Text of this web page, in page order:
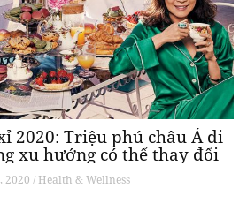
2020: Triệu phú châu Á đi
xu hướng có thể thay đổi
du lịch thượng lưu
2020 / Health & Wellness